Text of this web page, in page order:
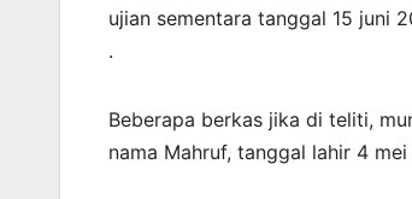
ujian sementara tanggal 15 juni
.
Beberapa berkas jika di teliti,
nama Mahruf, tanggal lahir 4